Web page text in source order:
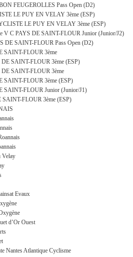
FEUGEROLLES Pass Open (D2)
LE PUY EN VELAY 3ème (ESP)
LE PUY EN VELAY 3ème (ESP)
V C PAYS DE SAINT-FLOUR Junior (Junior/J2)
DE SAINT-FLOUR Pass Open (D2)
SAINT-FLOUR 3ème
SAINT-FLOUR 3ème (ESP)
SAINT-FLOUR 3ème
SAINT-FLOUR 3ème (ESP)
SAINT-FLOUR Junior (Junior/J1)
FLOUR 3ème (ESP)
Evaux
d’Or Ouest
Nantes Atlantique Cyclisme